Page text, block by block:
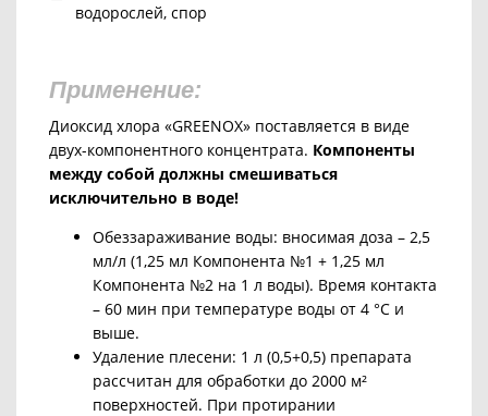
водорослей, спор
Применение:
Диоксид хлора «GREENOX» поставляется в виде
двух-компонентного концентрата. Компоненты
между собой должны смешиваться
исключительно в воде!
Обеззараживание воды: вносимая доза – 2,5
мл/л (1,25 мл Компонента №1 + 1,25 мл
Компонента №2 на 1 л воды). Время контакта
– 60 мин при температуре воды от 4 °С и
выше.
Удаление плесени: 1 л (0,5+0,5) препарата
рассчитан для обработки до 2000 м²
поверхностей. При протирании